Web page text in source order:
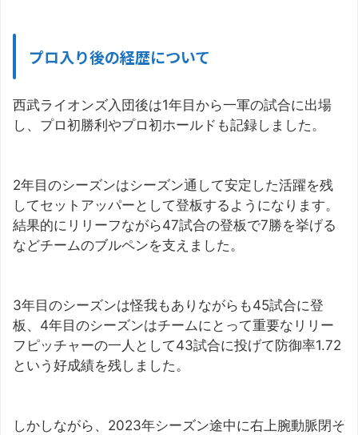
プロ入り後の経歴について
西武ライオンズ入団後は1年目から一軍の試合に出場
し、プロ初勝利やプロ初ホールドも記録しました。
2年目のシーズンはシーズン通して安定した活躍を残
してセットアッパーとして登板するようになります。
結果的にリリーフながら47試合の登板で7勝を挙げる
などチームのブルペンを支えました。
3年目のシーズンは怪我もありながらも45試合に登
板、4年目のシーズンはチームにとって重要なリリー
フピッチャーの一人として43試合に投げて防御率1.72
という好成績を残しました。
しかしながら、2023年シーズン途中に右上腕動脈閉そ